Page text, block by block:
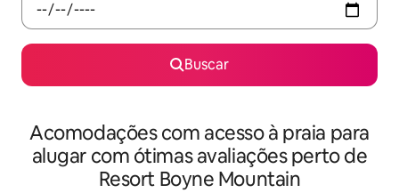
Buscar
Acomodações com acesso à praia para
alugar com ótimas avaliações perto de
Resort Boyne Mountain